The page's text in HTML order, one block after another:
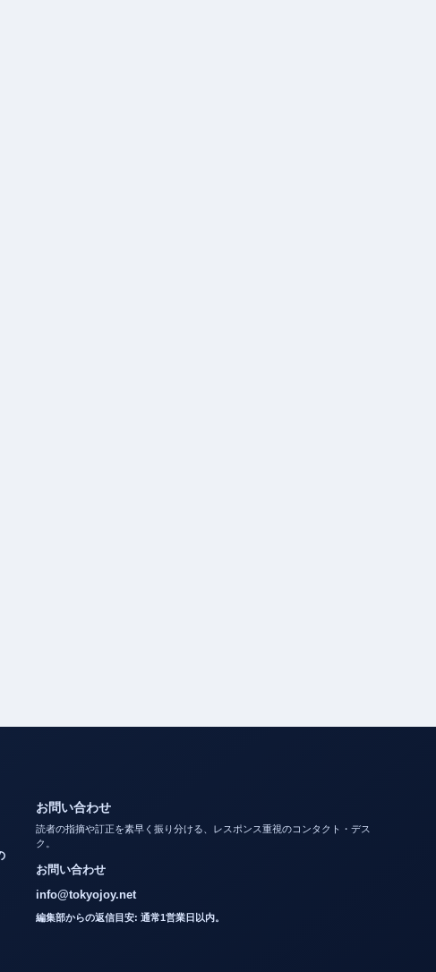
お問い合わせ
読者の指摘や訂正を素早く振り分ける、レスポンス重視のコンタクト・デス
お問い合わせ
info@tokyojoy.net